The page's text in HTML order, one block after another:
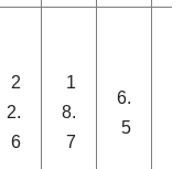
2
2.
6
1
8.
7
6.
5